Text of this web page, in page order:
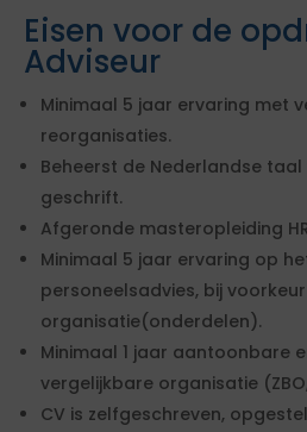
Eisen voor de
Adviseur
Minimaal 5 jaar ervaring met
reorganisaties.
Beheerst de Nederlandse
geschrift.
Afgeronde masteropleiding
Minimaal 5 jaar ervaring op
personeelsadvies, bij
organisatie(onderdelen).
Minimaal 1 jaar aantoonbare
vergelijkbare organisatie
CV is zelfgeschreven,